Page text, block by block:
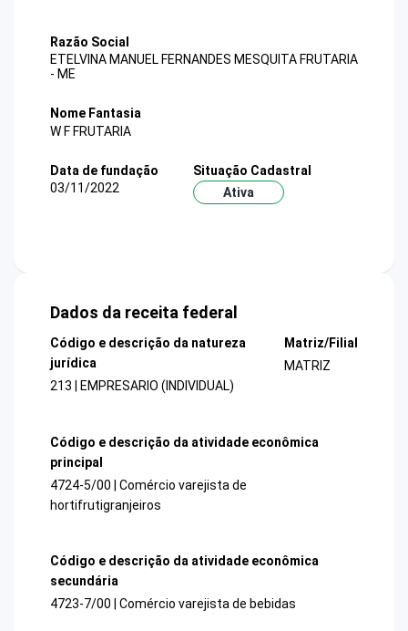
Razão Social
ETELVINA MANUEL FERNANDES MESQUITA FRUTARIA
- ME
Nome Fantasia
W F FRUTARIA
Data de fundação
03/11/2022
Situação Cadastral
Ativa
Dados da receita federal
Código e descrição da natureza
jurídica
213 | EMPRESARIO (INDIVIDUAL)
Matriz/Filial
MATRIZ
Código e descrição da atividade econômica
principal
4724-5/00 | Comércio varejista de
hortifrutigranjeiros
Código e descrição da atividade econômica
secundária
4723-7/00 | Comércio varejista de bebidas